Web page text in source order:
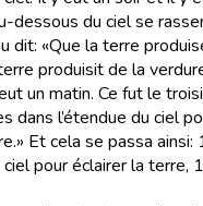
dessous du ciel se
dit: «Que la terre
produisit de la
un matin. Ce fut le
dans l’étendue du
Et cela se passa ainsi:
pour éclairer la terre,